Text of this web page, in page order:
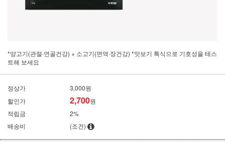
*양고기(관절·연골건강) + 소고기(면역·장건강) *맛보기 특식으로 기호성을 테스
트해 보세요
정상가
3,000원
할인가
2,700원
적립금
2%
배송비
(조건)